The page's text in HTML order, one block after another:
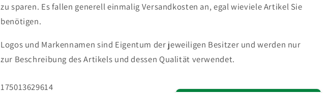
zu sparen. Es fallen generell einmalig Versandkosten an, egal wieviele Artikel Sie
benötigen.
Logos und Markennamen sind Eigentum der jeweiligen Besitzer und werden nur
zur Beschreibung des Artikels und dessen Qualität verwendet.
SKU:
175013629614